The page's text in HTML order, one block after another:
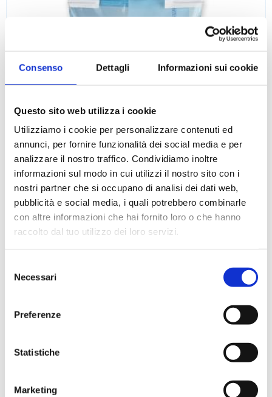
Consenso Dettagli Informazioni sui cookie
Questo sito web utilizza i cookie
Utilizziamo i cookie per personalizzare contenuti ed
annunci, per fornire funzionalità dei social media e per
analizzare il nostro traffico. Condividiamo inoltre
informazioni sul modo in cui utilizzi il nostro sito con i
nostri partner che si occupano di analisi dei dati web,
pubblicità e social media, i quali potrebbero combinarle
con altre informazioni che hai fornito loro o che hanno
raccolto dal tuo utilizzo dei loro servizi.
delNecessari
Preferenze
Statistiche
Marketing
Sacchetti Twirl'Blue con area di scrittura